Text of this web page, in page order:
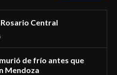
Central
de frío antes que
Mendoza